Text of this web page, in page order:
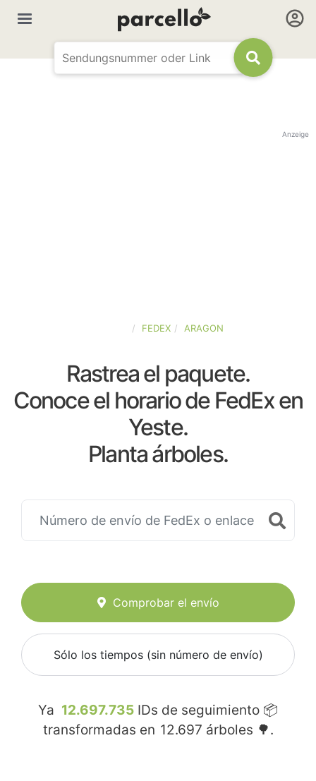
Anzeige
FEDEX ARAGON
Rastrea el paquete.
Conoce el horario de FedEx en
Yeste.
Planta árboles.
Comprobar el envío
Sólo los tiempos (sin número de envío)
Ya 12.697.735 IDs de seguimiento 📦
transformadas en 12.697 árboles 🌳.